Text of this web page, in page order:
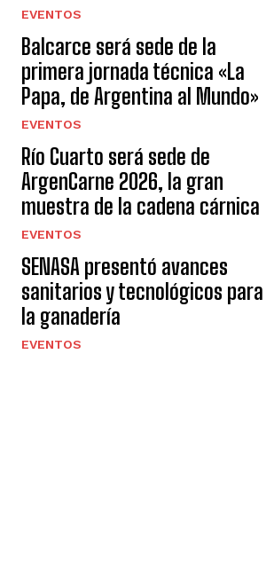
EVENTOS
Balcarce será sede de la
primera jornada técnica «La
Papa, de Argentina al Mundo»
EVENTOS
Río Cuarto será sede de
ArgenCarne 2026, la gran
muestra de la cadena cárnica
EVENTOS
SENASA presentó avances
sanitarios y tecnológicos para
la ganadería
EVENTOS